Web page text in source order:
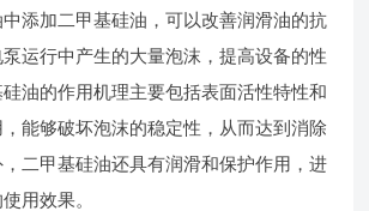
添加二甲基硅油，可以改善润滑油的抗
运行中产生的大量泡沫，提高设备的性
油的作用机理主要包括表面活性特性和
能够破坏泡沫的稳定性，从而达到消除
二甲基硅油还具有润滑和保护作用，进
用效果。